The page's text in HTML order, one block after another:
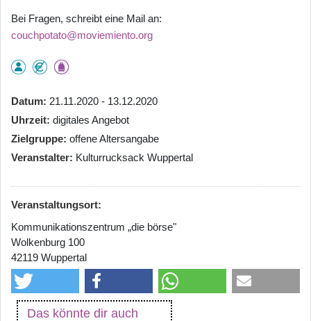
Bei Fragen, schreibt eine Mail an:
couchpotato@moviemiento.org
Datum 21.11.2020 - 13.12.2020
Uhrzeit digitales Angebot
Zielgruppe offene Altersangabe
Veranstalter Kulturrucksack Wuppertal
Veranstaltungsort:
Kommunikationszentrum „die börse"
Wolkenburg 100
42119 Wuppertal
Das könnte dir auch